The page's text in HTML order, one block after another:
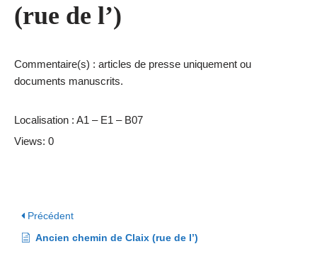
(rue de l’)
Commentaire(s) : articles de presse uniquement ou
documents manuscrits.
Localisation : A1 – E1 – B07
Views: 0
Précédent
Ancien chemin de Claix (rue de l’)